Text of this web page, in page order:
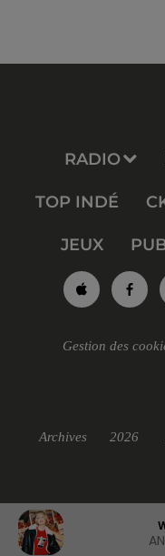
RADIO
TOP INDÉ
JEUX
Gestion des
Archives 2026